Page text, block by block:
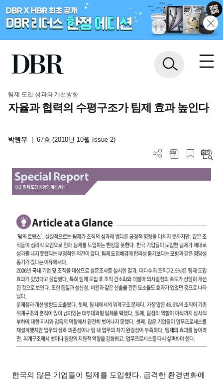
팀제 도입 성과와 개선방향
자율과 협력의 수평구조가 팀제 효과 높인다
박원우 67호 (2010년 10월 Issue 2)
한국의 많은 기업들이 팀제를 도입했다. 급격한 환경변화에